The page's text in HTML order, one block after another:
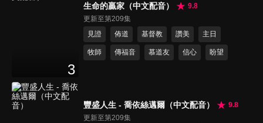
3
生命的贏家（中文配音）
9.8
更新至第209集
見證
佈道 基督教 讚美 主日
牧師 傳福音 慕道友 信心 盼望
豐盛人生 - 喬依絲邁爾（中文配音）
9.8
更新至第209集